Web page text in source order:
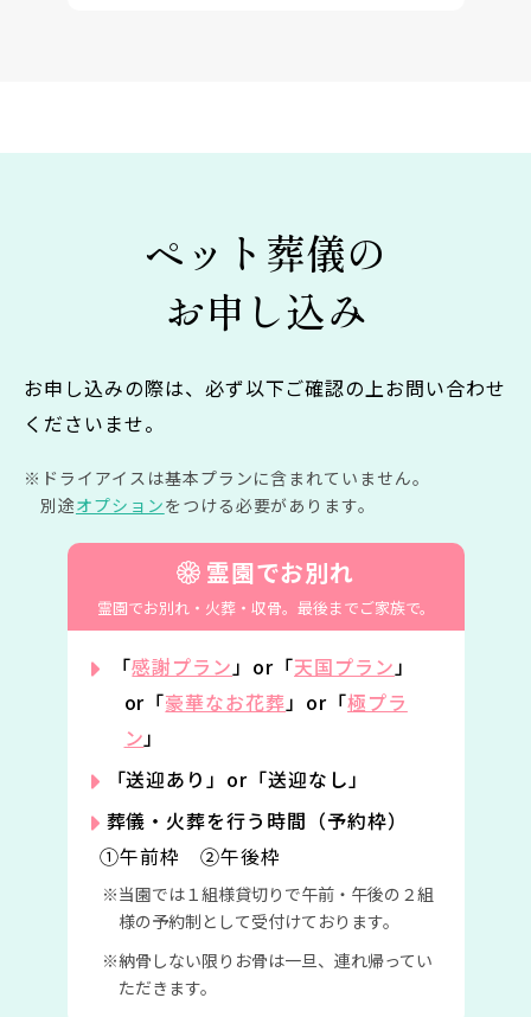
ペット葬儀の
お申し込み
お申し込みの際は、必ず以下ご確認の上お問い合わせ
くださいませ。
ドライアイスは基本プランに含まれていません。
別途オプションをつける必要があります。
霊園でお別れ
霊園でお別れ・火葬・収骨。 最後までご家族で。
「感謝プラン」or「天国プラン」
or「豪華なお花葬」or「極プラ
ン」
「送迎あり」or「送迎なし」
葬儀・火葬を行う時間（予約枠）
①午前枠 ②午後枠
当園では１組様貸切りで午前・午後の２組
様の予約制として受付けております。
納骨しない限りお骨は一旦、連れ帰ってい
ただきます。